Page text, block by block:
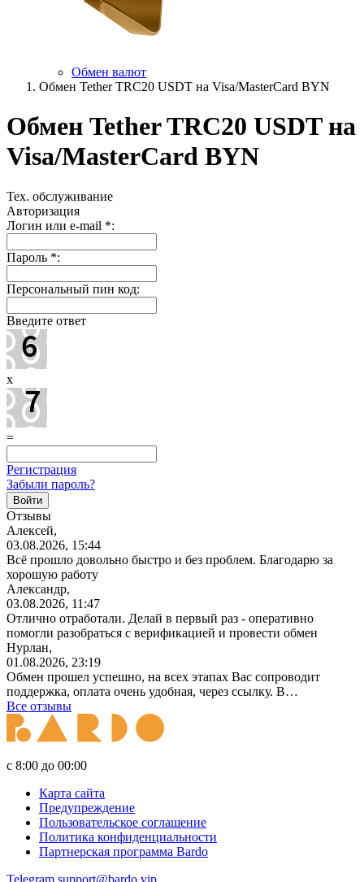
Обмен валют
Обмен Tether TRC20 USDT на Visa/MasterCard BYN
Обмен Tether TRC20 USDT на
Visa/MasterCard BYN
Тех. обслуживание
Авторизация
Логин или e-mail *:
Пароль *:
Персональный пин код:
Введите ответ
x
=
Регистрация
Забыли пароль?
Отзывы
Алексей,
03.08.2026, 15:44
Всё прошло довольно быстро и без проблем. Благодарю за
хорошую работу
Александр,
03.08.2026, 11:47
Отлично отработали. Делай в первый раз - оперативно
помогли разобраться с верификацией и провести обмен
Нурлан,
01.08.2026, 23:19
Обмен прошел успешно, на всех этапах Вас сопроводит
поддержка, оплата очень удобная, через ссылку. В…
Все отзывы
с 8:00 до 00:00
Карта сайта
Предупреждение
Пользовательское соглашение
Политика конфиденциальности
Партнерская программа Bardo
Telegram support@bardo.vip